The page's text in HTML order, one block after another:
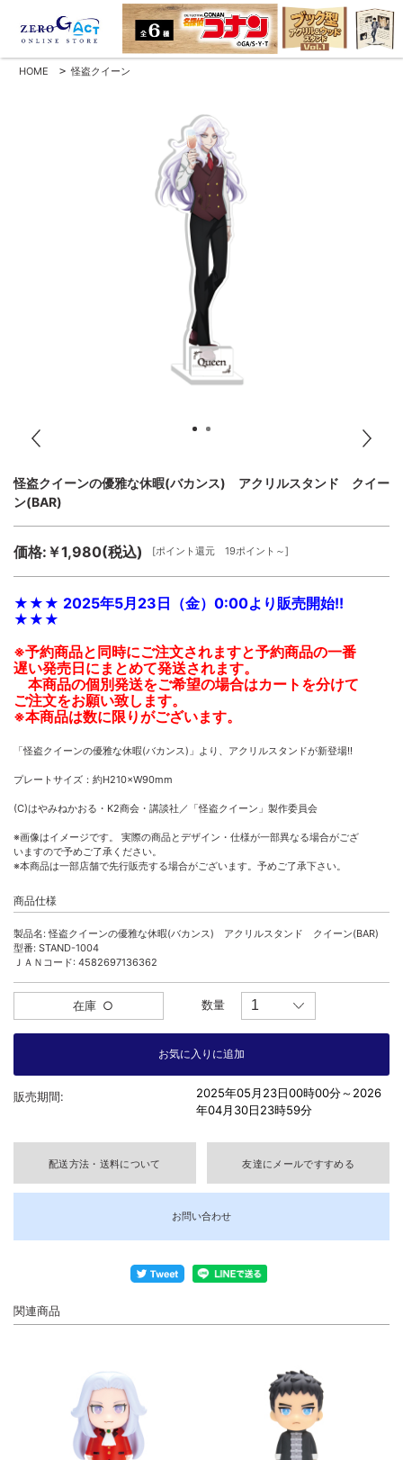
HOME > 怪盗クイーン
怪盗クイーンの優雅な休暇(バカンス) アクリルスタンド クイー
ン(BAR)
価格:￥1,980(税込) [ポイント還元 19ポイント～]
★★★ 2025年5月23日（金）0:00より販売開始!!
★★★
※予約商品と同時にご注文されますと予約商品の一番
遅い発売日にまとめて発送されます。
本商品の個別発送をご希望の場合はカートを分けて
ご注文をお願い致します。
※本商品は数に限りがございます。
「怪盗クイーンの優雅な休暇(バカンス)」より、アクリルスタンドが新登場!!
プレートサイズ：約H210×W90mm
(C)はやみねかおる・K2商会・講談社／「怪盗クイーン」製作委員会
※画像はイメージです。 実際の商品とデザイン・仕様が一部異なる場合がござ
いますので予めご了承ください。
※本商品は一部店舗で先行販売する場合がございます。予めご了承下さい。
商品仕様
製品名: 怪盗クイーンの優雅な休暇(バカンス) アクリルスタンド クイーン(BAR)
型番: STAND-1004
ＪＡＮコード: 4582697136362
在庫 ○ 数量
販売期間: 2025年05月23日00時00分～2026
年04月30日23時59分
配送方法・送料について 友達にメールですすめる
お問い合わせ
関連商品